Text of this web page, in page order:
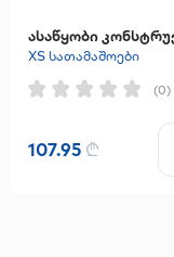
XS სათამაშოები
(0)
107.95 ₾